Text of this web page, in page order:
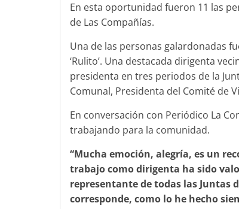
En esta oportunidad fueron 11 las
de Las Compañías.
Una de las personas galardonadas
‘Rulito’. Una destacada dirigenta
presidenta en tres periodos de la
Comunal, Presidenta del Comité de
En conversación con Periódico La
trabajando para la comunidad.
“Mucha emoción, alegría, es un
trabajo como dirigenta ha sido
representante de todas las Juntas
corresponde, como lo he hecho